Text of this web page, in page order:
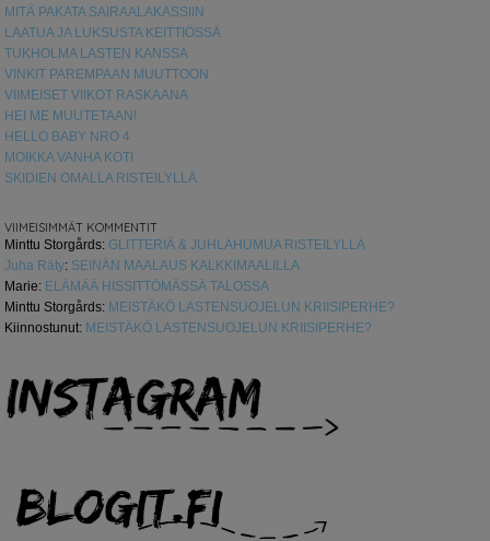
MITÄ PAKATA SAIRAALAKASSIIN
LAATUA JA LUKSUSTA KEITTIÖSSÄ
TUKHOLMA LASTEN KANSSA
VINKIT PAREMPAAN MUUTTOON
VIIMEISET VIIKOT RASKAANA
HEI ME MUUTETAAN!
HELLO BABY NRO 4
MOIKKA VANHA KOTI
SKIDIEN OMALLA RISTEILYLLÄ
VIIMEISIMMÄT KOMMENTIT
Minttu Storgårds: GLITTERIÄ & JUHLAHUMUA RISTEILYLLÄ
Juha Räty: SEINÄN MAALAUS KALKKIMAALILLA
Marie: ELÄMÄÄ HISSITTÖMÄSSÄ TALOSSA
Minttu Storgårds: MEISTÄKÖ LASTENSUOJELUN KRIISIPERHE?
Kiinnostunut: MEISTÄKÖ LASTENSUOJELUN KRIISIPERHE?